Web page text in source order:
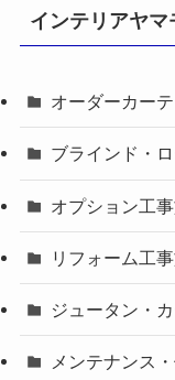
インテリアヤ
オーダーカー
ブラインド・
オプション工
リフォーム工
ジュータン・
メンテナンス